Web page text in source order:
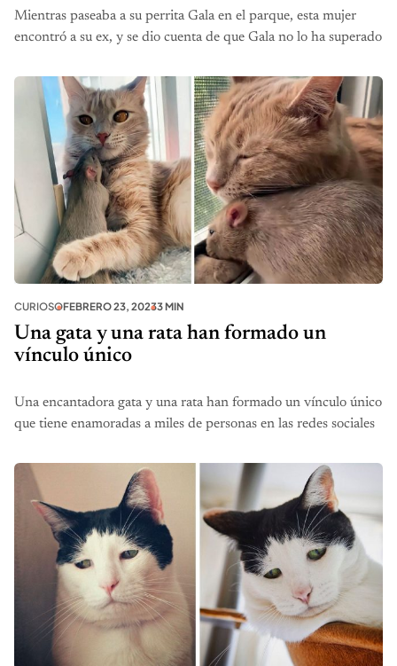
Mientras paseaba a su perrita Gala en el parque, esta mujer
encontró a su ex, y se dio cuenta de que Gala no lo ha superado
CURIOSOFEBRERO 23, 20233 MIN
Una gata y una rata han formado un
vínculo único
Una encantadora gata y una rata han formado un vínculo único
que tiene enamoradas a miles de personas en las redes sociales